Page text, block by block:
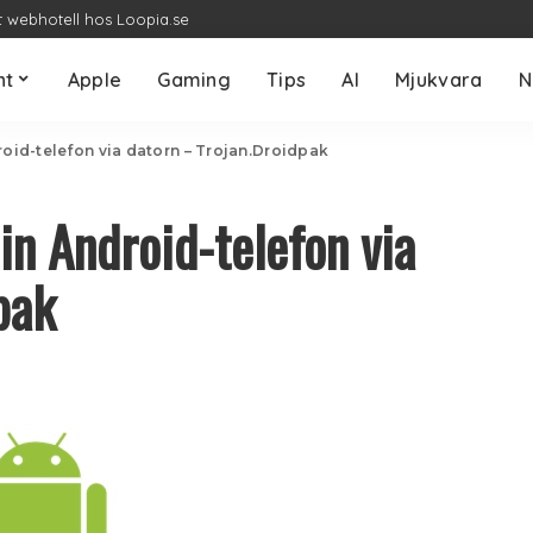
webhotell hos Loopia.se
Apple Gaming Tips AI Mjukvara
telefon via datorn – Trojan.Droidpak
Android-telefon via